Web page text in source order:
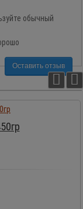
обычный
Оставить отзыв